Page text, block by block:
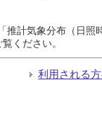
///
/// ///
///
/// ///
///
/// ///
///
/// ///
推計気象分布（日
ください。
利用される